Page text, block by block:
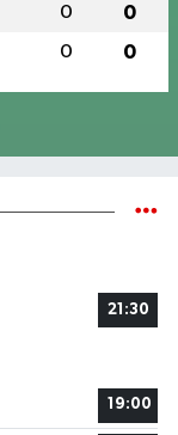
0 0
0 0
21:30
19:00